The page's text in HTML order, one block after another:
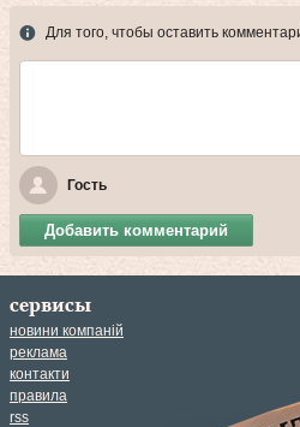
Для того, чтобы оставить
Гость
Добавить комментарий
сервисы
новини компаній
реклама
контакти
правила
rss